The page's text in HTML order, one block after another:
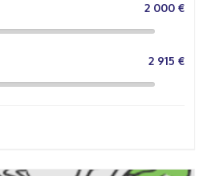
2 000 €
2 915 €